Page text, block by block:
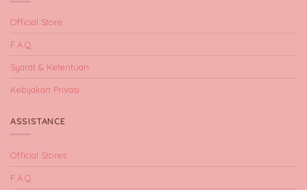
Official Store
F.A.Q
Syarat & Ketentuan
Kebijakan Privasi
ASSISTANCE
Official Stores
F.A.Q